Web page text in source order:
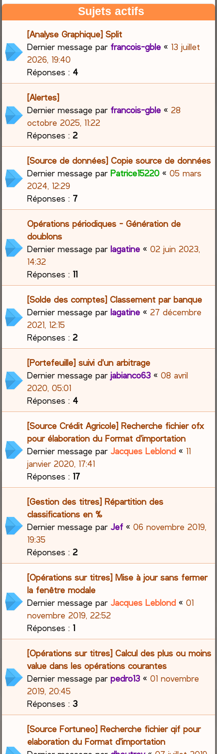
Sujets actifs
[Analyse Graphique] Split
Dernier message par francois-gble « 13 juillet
2026, 19:40
Réponses : 4
[Alertes]
Dernier message par francois-gble «28
octobre 2025, 11:22
Réponses :2
[Source de données] Copie source de données
Dernier message parPatrice15220 «05 mars
2024, 12:29
Réponses : 7
Opérations périodiques - Génération de
doublons
Dernier message parlagatine «02 juin 2023,
14:32
Réponses :11
[Solde des comptes] Classement par banque
Dernier message parlagatine «27 décembre
2021, 12:15
Réponses :2
[Portefeuille] suivi d'un arbitrage
Dernier message parjabianco63 «08 avril
2020, 05:01
Réponses : 4
[Source Crédit Agricole] Recherche fichier ofx
pour élaboration du Format d'importation
Dernier message parJacques Leblond « 11
janvier 2020, 17:41
Réponses :17
[Gestion des titres] Répartition des
classifications en %
Dernier message parJef «06 novembre 2019,
19:35
Réponses :2
[Opérations sur titres] Mise à jour sans fermer
la fenêtre modale
Dernier message parJacques Leblond «01
novembre 2019, 22:52
Réponses :1
[Opérations sur titres] Calcul des plus ou moins
value dans les opérations courantes
Dernier message parpedro13 «01 novembre
2019, 20:45
Réponses :3
[Source Fortuneo] Recherche fichier qif pour
elaboration du Format d'importation